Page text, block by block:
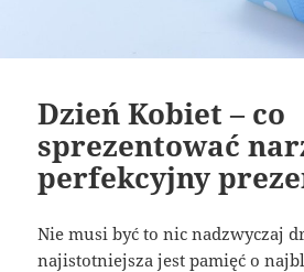
Dzień Kobiet – co
sprezentować
perfekcyjny
Nie musi być to nic nadzwyczaj
najistotniejsza jest pamięć o